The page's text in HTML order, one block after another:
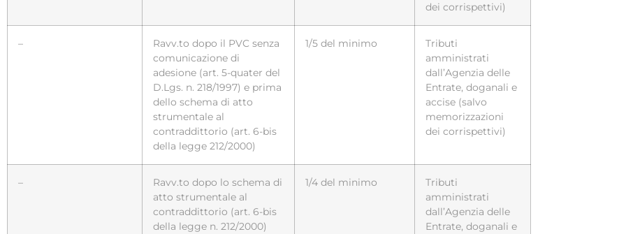
dei corrispettivi)
–
Ravv.to dopo il PVC senza
comunicazione di
adesione (art. 5-quater del
D.Lgs. n. 218/1997) e prima
dello schema di atto
strumentale al
contraddittorio (art. 6-bis
della legge 212/2000)
1/5 del minimo
Tributi
amministrati
dall’Agenzia delle
Entrate, doganali e
accise (salvo
memorizzazioni
dei corrispettivi)
–
Ravv.to dopo lo schema di
atto strumentale al
contraddittorio (art. 6-bis
della legge n. 212/2000)
1/4 del minimo
Tributi
amministrati
dall’Agenzia delle
Entrate, doganali e